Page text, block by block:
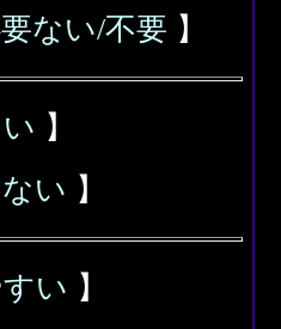
ない/不要 】
】
い 】
い 】